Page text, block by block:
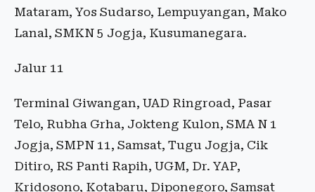
Mataram, Yos Sudarso, Lempuyangan, Mako
Lanal, SMKN 5 Jogja, Kusumanegara.
Jalur 11
Terminal Giwangan, UAD Ringroad, Pasar
Telo, Rubha Grha, Jokteng Kulon, SMA N 1
Jogja, SMPN 11, Samsat, Tugu Jogja, Cik
Ditiro, RS Panti Rapih, UGM, Dr. YAP,
Kridosono, Kotabaru, Diponegoro, Samsat